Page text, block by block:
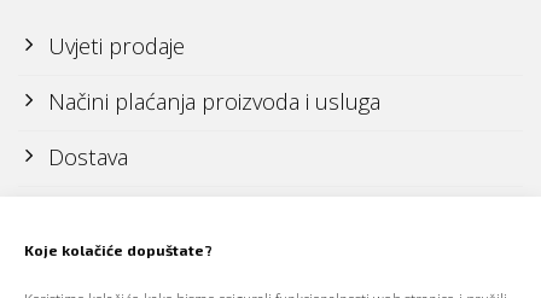
Koje kolačiće dopuštate?
Uvjeti prodaje
Načini plaćanja proizvoda i usluga
Dostava